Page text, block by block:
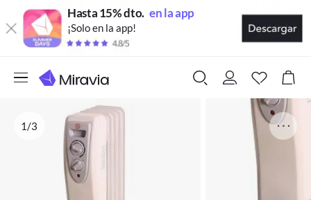
Hasta 15% dto. en la app
¡Solo en la app!
1/3